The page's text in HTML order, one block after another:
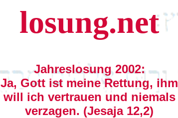
losung.net
Jahreslosung 2002:
Ja, Gott ist meine Rettung, ihm
will ich vertrauen und niemals
verzagen. (Jesaja 12,2)